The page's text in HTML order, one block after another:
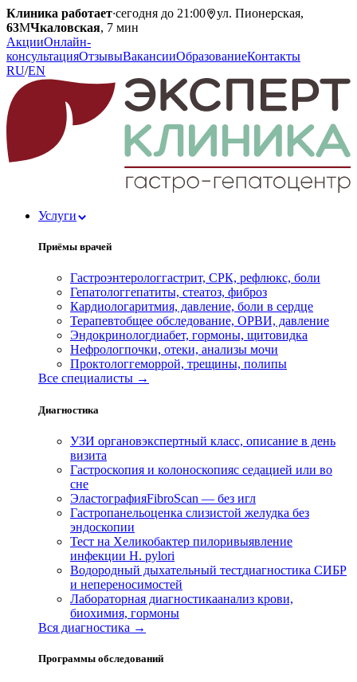
Клиника работает·сегодня до 21:00
ул. Пионерская,
63МЧкаловская, 7 мин
АкцииОнлайн-
консультацияОтзывыВакансииОбразованиеКонтакты
RU/EN
Услуги
Приёмы врачей
Гастроэнтерологгастрит, СРК, рефлюкс, боли
Гепатологгепатиты, стеатоз, фиброз
Кардиологаритмия, давление, боли в сердце
Терапевтобщее обследование, ОРВИ, давление
Эндокринологдиабет, гормоны, щитовидка
Нефрологпочки, отеки, анализы мочи
Проктологгеморрой, трещины, полипы
Все специалисты →
Диагностика
УЗИ органовэкспертный класс, описание в день
визита
Гастроскопия и колоноскопияс седацией или во
сне
ЭластографияFibroScan — без игл
Гастропанельоценка слизистой желудка без
эндоскопии
Тест на Хеликобактер пилоривыявление
инфекции H. pylori
Водородный дыхательный тестдиагностика СИБР
и непереносимостей
Лабораторная диагностикаанализ крови,
биохимия, гормоны
Вся диагностика →
Программы обследований